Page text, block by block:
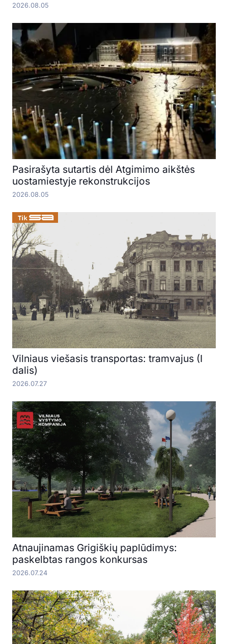
2026.08.05
Pasirašyta sutartis dėl Atgimimo aikštės
uostamiestyje rekonstrukcijos
2026.08.05
Vilniaus viešasis transportas: tramvajus (I
dalis)
2026.07.27
Atnaujinamas Grigiškių paplūdimys:
paskelbtas rangos konkursas
2026.07.24